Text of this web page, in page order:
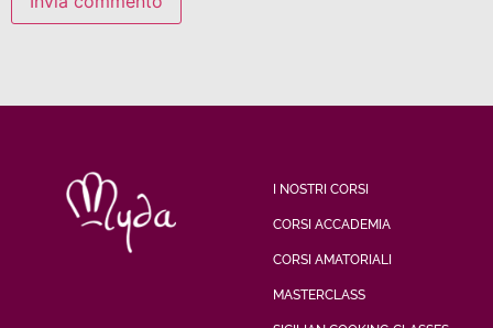
I NOSTRI CORSI
CORSI ACCADEMIA
CORSI AMATORIALI
MASTERCLASS